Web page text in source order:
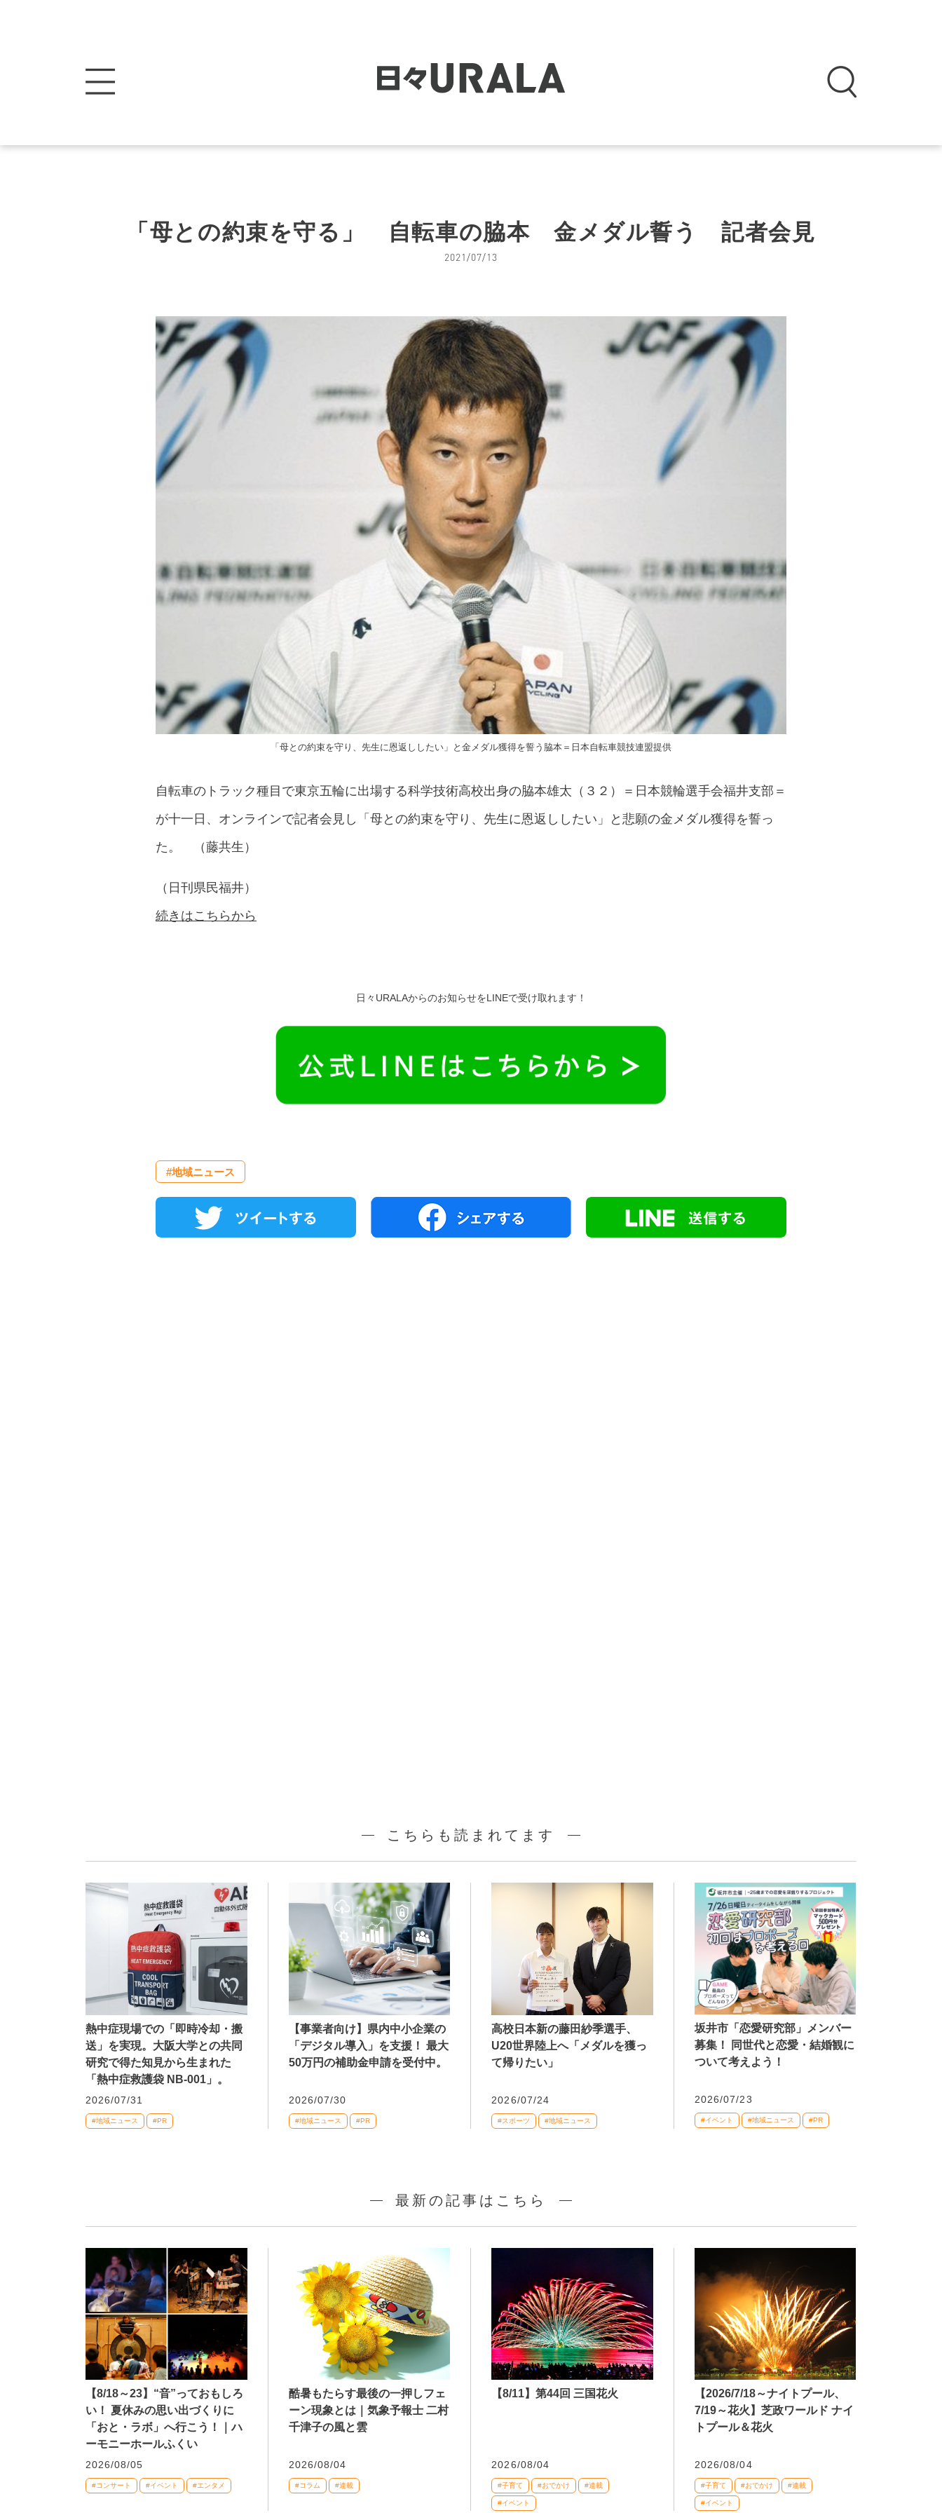
「母との約束を守る」 自転車の脇本 金メダル誓う 記者会見
2021/07/13
「母との約束を守り、先生に恩返ししたい」と金メダル獲得を誓う脇本＝日本自転車競技連盟提供
自転車のトラック種目で東京五輪に出場する科学技術高校出身の脇本雄太（３２）＝日本競輪選手会福井支部＝
が十一日、オンラインで記者会見し「母との約束を守り、先生に恩返ししたい」と悲願の金メダル獲得を誓っ
た。 （藤共生）
（日刊県民福井）
続きはこちらから
日々URALAからのお知らせをLINEで受け取れます！
#地域ニュース
こちらも読まれてます
熱中症現場での「即時冷却・搬
送」を実現。大阪大学との共同
研究で得た知見から生まれた
「熱中症救護袋 NB-001」。
2026/07/31
#地域ニュース #PR
【事業者向け】県内中小企業の
「デジタル導入」を支援！ 最大
50万円の補助金申請を受付中。
2026/07/30
#地域ニュース #PR
高校日本新の藤田紗季選手、
U20世界陸上へ「メダルを獲っ
て帰りたい」
2026/07/24
#スポーツ #地域ニュース
坂井市「恋愛研究部」メンバー
募集！ 同世代と恋愛・結婚観に
ついて考えよう！
2026/07/23
#イベント #地域ニュース #PR
最新の記事はこちら
【8/18～23】“音”っておもしろ
い！ 夏休みの思い出づくりに
「おと・ラボ」へ行こう！｜ハ
ーモニーホールふくい
2026/08/05
#コンサート #イベント #エンタメ
酷暑もたらす最後の一押しフェ
ーン現象とは｜気象予報士 二村
千津子の風と雲
2026/08/04
#コラム #連載
【8/11】第44回 三国花火
2026/08/04
#子育て #おでかけ #連載
#イベント
【2026/7/18～ナイトプール、
7/19～花火】芝政ワールド ナイ
トプール＆花火
2026/08/04
#子育て #おでかけ #連載
#イベント